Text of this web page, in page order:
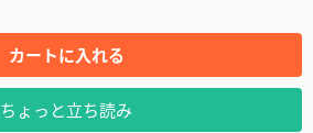
カートに入れる
ちょっと立ち読み